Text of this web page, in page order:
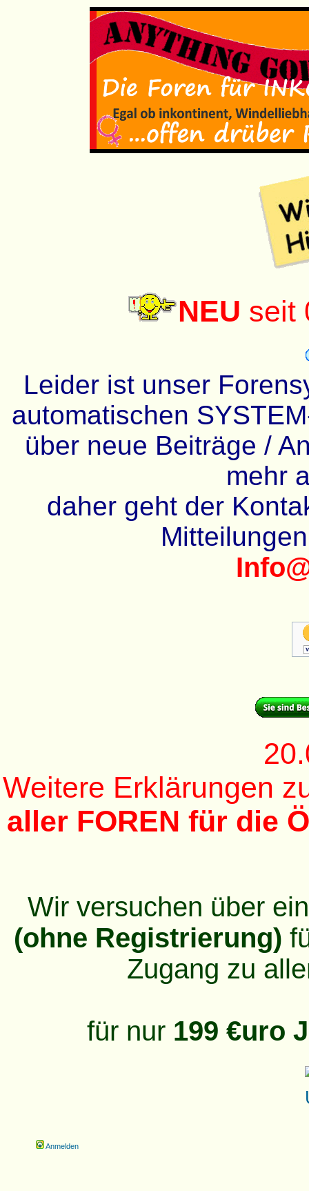
NEU seit
Leider ist unser
automatischen
über neue Beiträge /
mehr
daher geht der
Weitere Erklärungen
aller FOREN für die
Wir versuchen über
(ohne Registrierung)
Zugang zu
für nur 199 €uro
Anmelden